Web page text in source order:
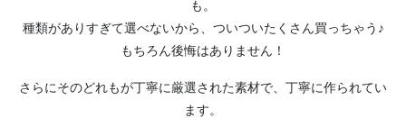
も。
種類がありすぎて選べないから、ついついたくさん買っちゃう♪
もちろん後悔はありません！
さらにそのどれもが丁寧に厳選された素材で、丁寧に作られてい
ます。